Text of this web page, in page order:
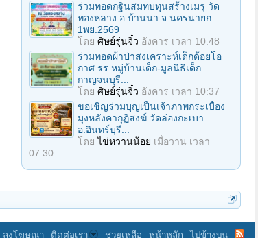
ร่วมทอดกฐินสมทบทุนสร้างเมรุ วัด
ทองหลาง อ.บ้านนา จ.นครนายก
1พย.2569
โดย ศิษย์รุ่นจิ๋ว อังคาร เวลา 10:48
ร่วมทอดผ้าป่าสงเคราะห์เด็กด้อยโอ
กาศ รร.หมู่บ้านเด็ก-มูลนิธิเด็ก
กาญจนบุรี...
โดย ศิษย์รุ่นจิ๋ว อังคาร เวลา 10:37
ขอเชิญร่วมบุญเป็นเจ้าภาพกระเบื้อง
มุงหลังคากุฏิสงฆ์ วัดล่องกะเบา
อ.อินทร์บุรี...
โดยไข่หวานน้อย เมื่อวาน เวลา
07:30
ลงโฆษณา ติดต่อเรา ช่วยเหลือ หน้าหลัก ไปข้างบน